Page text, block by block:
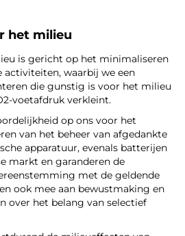
het milieu
is gericht op het minimaliseren
activiteiten, waarbij we een
die gunstig is voor het milieu
voetafdruk verkleint.
op ons voor het
van het beheer van afgedankte
apparatuur, evenals batterijen
markt en garanderen de
met de geldende
ook mee aan bewustmaking en
over het belang van selectief